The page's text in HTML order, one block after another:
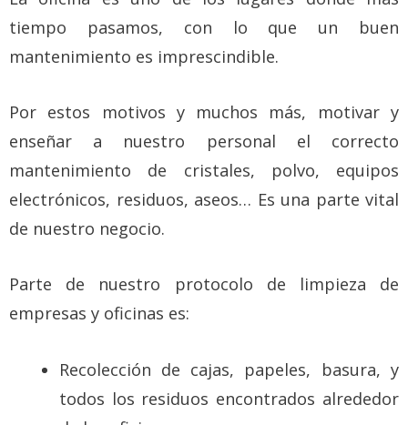
tiempo pasamos, con lo que un buen
mantenimiento es imprescindible.
Por estos motivos y muchos más, motivar y
enseñar a nuestro personal el correcto
mantenimiento de cristales, polvo, equipos
electrónicos, residuos, aseos… Es una parte vital
de nuestro negocio.
Parte de nuestro protocolo de limpieza de
empresas y oficinas es:
Recolección de cajas, papeles, basura, y
todos los residuos encontrados alrededor